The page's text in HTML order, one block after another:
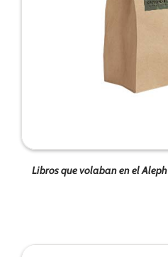
Libros que volaban en el Aleph